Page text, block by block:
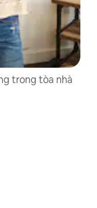
trong tòa nhà